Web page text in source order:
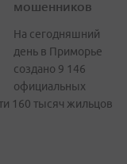
мошенников
На сегодняшний
день в Приморье
создано 9 146
официальных
160 тысяч жильцов